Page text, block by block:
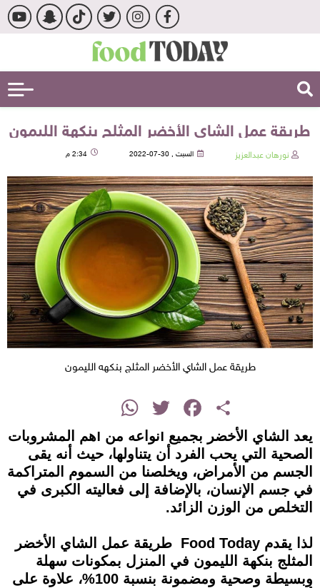
طريقة عمل الشاي الأخضر المثلج بنكهة الليمون
نورهان عبدالعزيز السبت , 30-07-2022 2:34 م
طريقة عمل الشاي الأخضر المثلج بنكهه الليمون
Share
Facebook
Twitter
WhatsApp
يعد الشاي الأخضر بجميع أنواعه من أهم المشروبات
الصحية التي يحب الفرد أن يتناولها، حيث أنه يقى
الجسم من الأمراض، ويخلصنا من السموم المتراكمة
في جسم الإنسان، بالإضافة إلى فعاليته الكبرى في
التخلص من الوزن الزائد.
لذا يقدم Food Today طريقة عمل الشاي الأخضر
المثلج بنكهة الليمون في المنزل بمكونات سهلة
وبسيطة وصحية ومضمونة بنسبة 100%، علاوة على